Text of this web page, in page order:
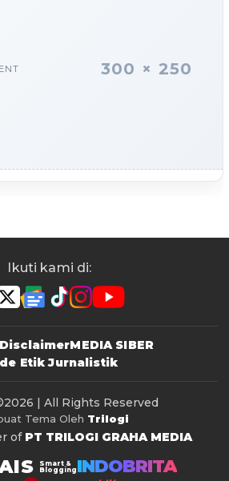
300 × 250
Ikuti kami di:
DisclaimerMEDIA SIBER
Etik Jurnalistik
| All Rights Reserved
Tema Oleh Trilogi
of PT TRILOGI GRAHA MEDIA
Smart &
Blogging INDOBRITA